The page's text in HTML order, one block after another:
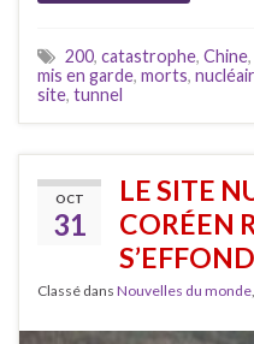
200, catastrophe, Chine,
mis en garde, morts,
site, tunnel
OCT
31
LE SITE
CORÉEN
Classé dans Nouvelles du monde